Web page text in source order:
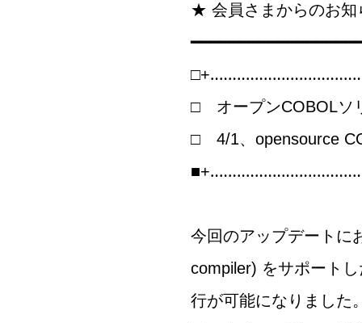
★ 会員さまからのお知
□ オープンCOBOLソ
□ 4/1、opensource
今回のアップデートに
compiler) をサポート
行が可能になりました